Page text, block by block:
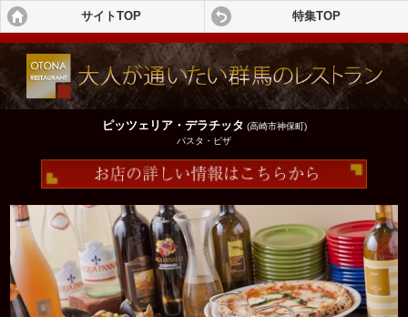
サイトTOP 特集TOP
ピッツェリア・デラチッタ (高崎市神保町)
パスタ・ピザ